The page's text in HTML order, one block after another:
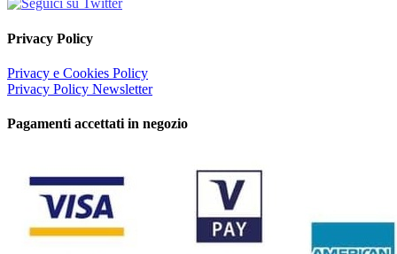
Privacy Policy
Privacy e Cookies Policy
Privacy Policy Newsletter
Pagamenti accettati in negozio